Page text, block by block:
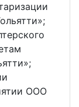
ООО